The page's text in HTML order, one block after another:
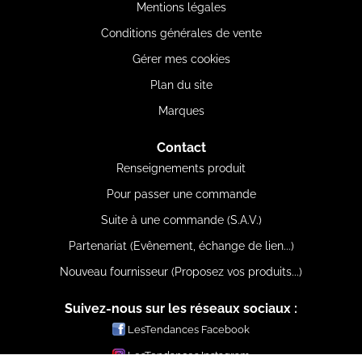
Mentions légales
Conditions générales de vente
Gérer mes cookies
Plan du site
Marques
Contact
Renseignements produit
Pour passer une commande
Suite à une commande (S.A.V.)
Partenariat (Evênement, échange de lien...)
Nouveau fournisseur (Proposez vos produits...)
Suivez-nous sur les réseaux sociaux :
LesTendances Facebook